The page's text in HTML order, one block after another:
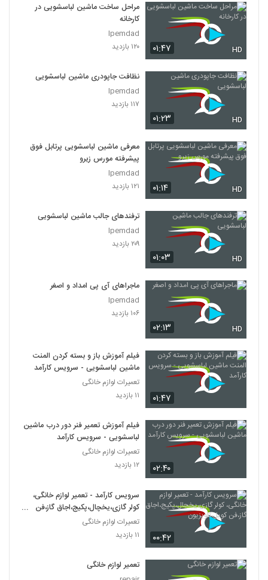
۰۱:۴۷ HD
مراحل ساخت ماشین لباسشویی در
کارخانه
Ipemdad
۱۲۰ بازدید
۰۱:۲۳ HD
نظافت جاپودری ماشین لباسشویی
Ipemdad
۱۱۷ بازدید
۰۱:۱۴ HD
معرفی ماشین لباسشویی پرتابل فوق
پیشرفته مورس زیرو
Ipemdad
۱۲۱ بازدید
۰۱:۰۳ HD
ترفندهای جالب ماشین لباسشویی
Ipemdad
۲۰۹ بازدید
۰۲:۱۳ HD
ماجراهای آی پی امداد و اصغر
Ipemdad
۱۰۶ بازدید
۰۱:۴۷
فیلم آموزش باز و بسته کردن المنت
ماشین لباسشویی - سرویس کارآمد
تعمیرات لوازم خانگی
۱۱ بازدید
۰۲:۴۰
فیلم آموزش تعمیر فنر دور درب ماشین
لباسشویی - سرویس کارآمد
تعمیرات لوازم خانگی
۱۲ بازدید
۰۰:۴۲
سرویس کارآمد - تعمیر لوازم خانگی،
کولر گازی،یخچال،پکیج،اجاق گاز،فن
کویل،تلویزیون
تعمیرات لوازم خانگی
۱۱ بازدید
تعمیر لوازم خانگی